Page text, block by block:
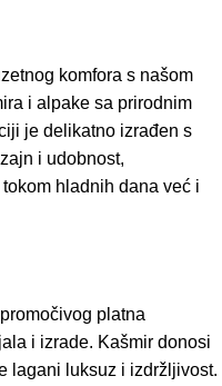
komfora s našom
i alpake sa prirodnim
je delikatno izrađen s
i udobnost,
hladnih dana već i
platna
i izrade. Kašmir donosi
lagani luksuz i izdržljivost.